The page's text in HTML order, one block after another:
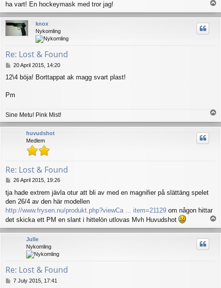
ha vart! En hockeymask med tror jag!
o
p
knox
Nykomling
Re: Lost & Found
P
s
20 April 2015, 14:20
12\4 böja! Borttappat ak magg svart plast!
Pm
Sine Metu! Pink Mist!
p
huvudshot
Medlem
Re: Lost & Found
P
s
t
26 April 2015, 19:26
tja hade extrem jävla otur att bli av med en magnifier på slättäng spelet
den 26/4 av den här modellen
http://www.frysen.nu/produkt.php?viewCa ... item=21129 om någon hittar
det skicka ett PM en slant i hittelön utlovas Mvh Huvudshot
p
Julle
Nykomling
Re: Lost & Found
P7 July 2015, 17:41